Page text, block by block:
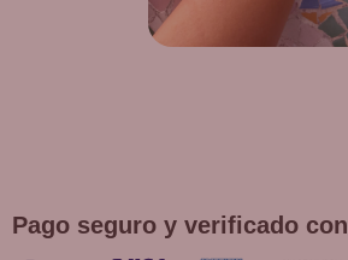
Pago seguro y verificado con